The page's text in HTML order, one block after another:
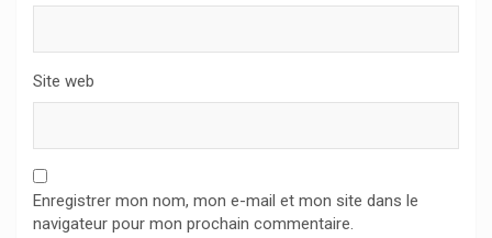
Site web
Enregistrer mon nom, mon e-mail et mon site dans le
navigateur pour mon prochain commentaire.